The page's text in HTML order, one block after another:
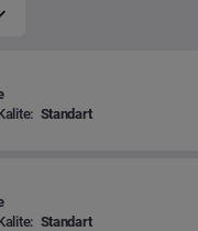
Standart
Standart